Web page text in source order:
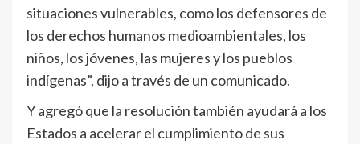
situaciones vulnerables, como los defensores de
los derechos humanos medioambientales, los
niños, los jóvenes, las mujeres y los pueblos
indígenas”, dijo a través de un comunicado.
Y agregó que la resolución también ayudará a los
Estados a acelerar el cumplimiento de sus